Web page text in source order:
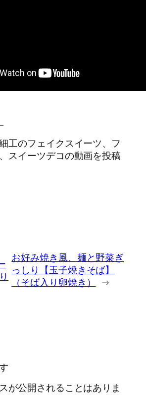
工のフェイクスイーツ、フ
スイーツデコの動画を投稿
お好み焼き風、麺と野菜ぎ
っしり【玉子焼きそば】
（そば入り卵焼き）
→
が公開されることはありま